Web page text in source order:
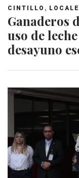
CINTILLO ,
Ganaderos
uso de
desayuno